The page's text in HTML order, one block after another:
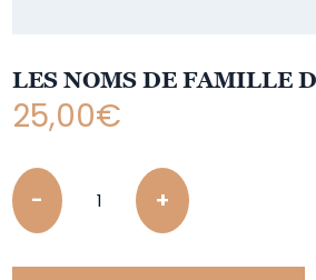
LES NOMS DE FAMILLE
25,00€
Quantity